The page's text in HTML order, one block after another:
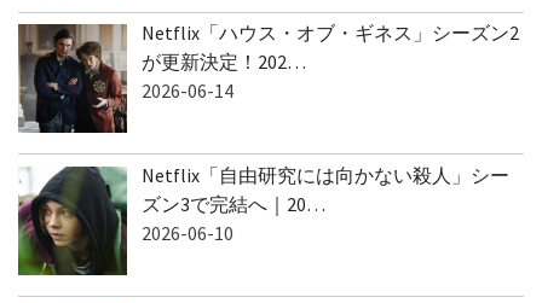
Netflix「ハウス・オブ・ギネス」シーズン2
が更新決定！202…
2026-06-14
Netflix「自由研究には向かない殺人」シー
ズン3で完結へ｜20…
2026-06-10